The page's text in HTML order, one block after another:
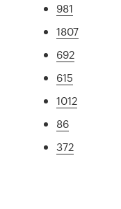
981
1807
692
615
1012
86
372